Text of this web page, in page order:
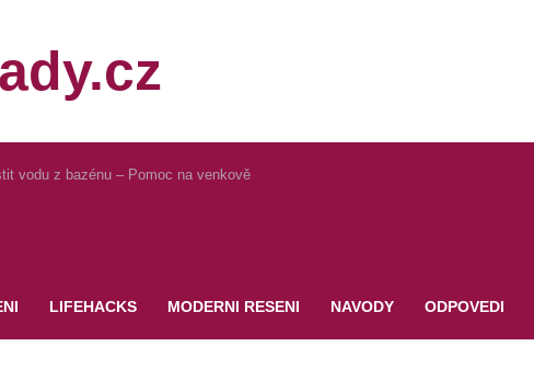
vodu z bazénu – Pomoc na venkově
LIFEHACKS MODERNI RESENI NAVODY ODPOVEDI